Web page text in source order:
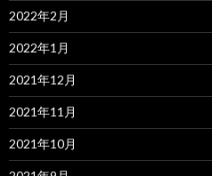
2022年2月
2022年1月
2021年12月
2021年11月
2021年10月